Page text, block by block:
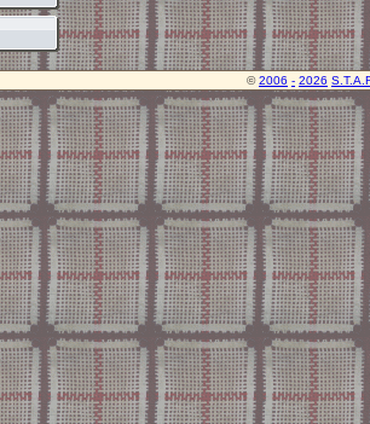
© 2006 - 2026